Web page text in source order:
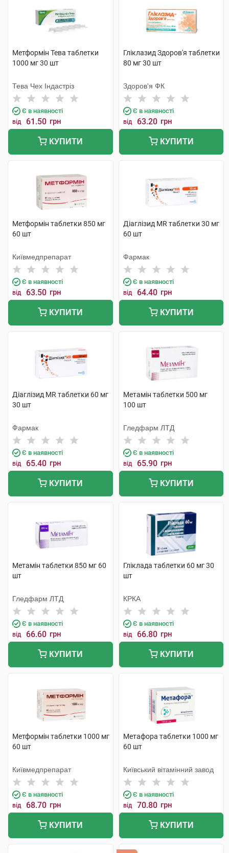
Метформін Тева таблетки
1000 мг 30 шт
Тева Чех Індастріз
Є в наявності
від 61.50 грн
КУПИТИ
Гліклазид Здоров'я таблетки
80 мг 30 шт
Здоров'я ФК
Є в наявності
від 63.20 грн
КУПИТИ
Метформін таблетки 850 мг
60 шт
Київмедпрепарат
Є в наявності
від 63.50 грн
КУПИТИ
Діаглізид MR таблетки 30 мг
60 шт
Фармак
Є в наявності
від 64.40 грн
КУПИТИ
Діаглізид MR таблетки 60 мг
30 шт
Фармак
Є в наявності
від 65.40 грн
КУПИТИ
Метамін таблетки 500 мг
100 шт
Гледфарм ЛТД
Є в наявності
від 65.90 грн
КУПИТИ
Метамін таблетки 850 мг 60
шт
Гледфарм ЛТД
Є в наявності
від 66.60 грн
КУПИТИ
Гліклада таблетки 60 мг 30
шт
КРКА
Є в наявності
від 66.80 грн
КУПИТИ
Метформін таблетки 1000 мг
60 шт
Київмедпрепарат
Є в наявності
від 68.70 грн
КУПИТИ
Метафора таблетки 1000 мг
60 шт
Київський вітамінний завод
Є в наявності
від 70.80 грн
КУПИТИ